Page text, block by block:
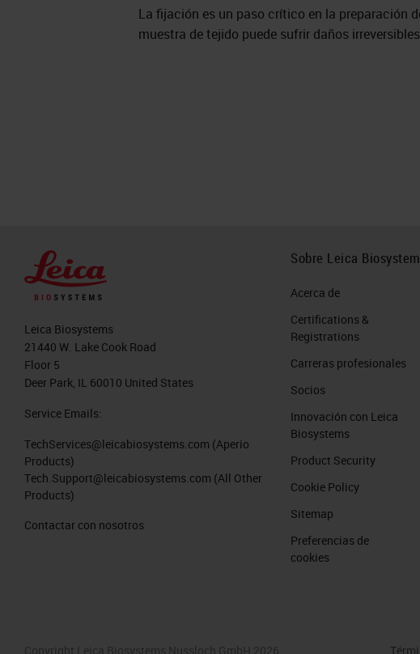
La fijación es un paso crítico en la preparación
muestra de tejido puede sufrir daños
Leica Biosystems
21440 W. Lake Cook Road
Floor 5
Deer Park, IL 60010 United States
Service Emails:
TechServices@leicabiosystems.com (Aperio
Products)
Tech.Support@leicabiosystems.com (All Other
Products)
Contactar con nosotros
Sobre Leica
Acerca de
Certifications &
Registrations
Carreras profesionales
Socios
Innovación con Leica
Biosystems
Product Security
Cookie Policy
Sitemap
Preferencias de
cookies
Copyright Leica Biosystems Nussloch GmbH 2026